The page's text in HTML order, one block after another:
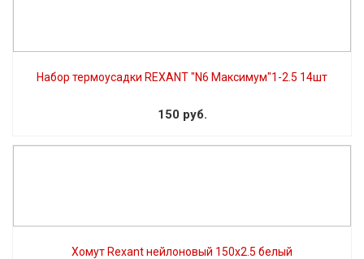
Набор термоусадки REXANT "N6 Максимум"1-2.5 14шт
150 руб.
Хомут Rexant нейлоновый 150х2.5 белый